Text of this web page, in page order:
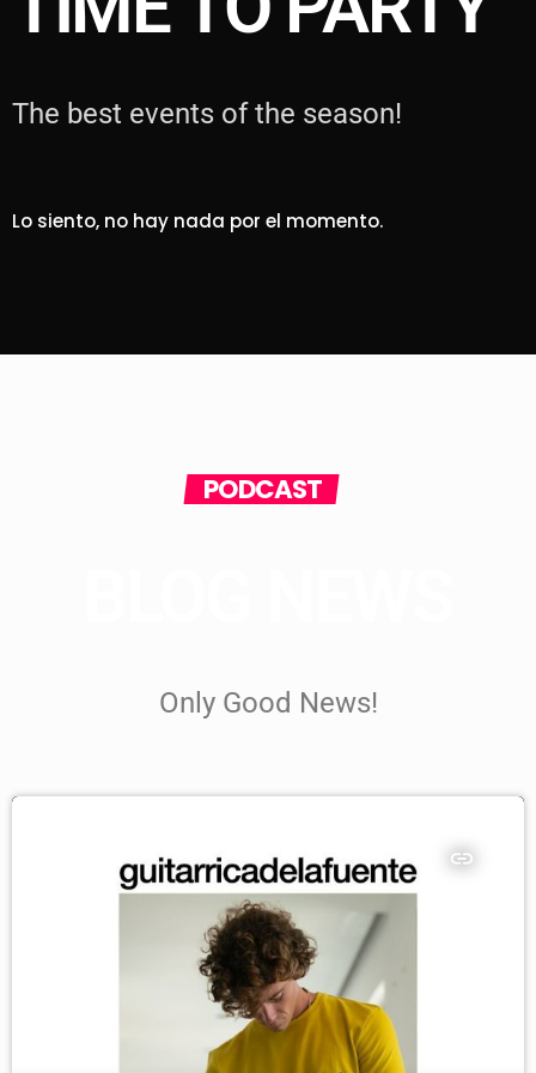
The best events of the season!
Lo siento, no hay nada por el momento.
PODCAST
Only Good News!
insert_link